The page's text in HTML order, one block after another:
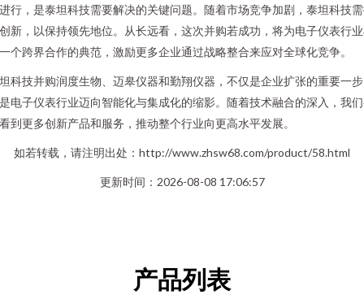
行，是泰坦科技需要解决的关键问题。随着市场竞争加剧，泰坦科技
新，以保持领先地位。从长远看，这次并购若成功，将为电子仪表行
个跨界合作的典范，激励更多企业通过战略整合来应对全球化竞争。
科技并购润度生物、迈皋仪器和勤翔仪器，不仅是企业扩张的重要一
电子仪表行业迈向智能化与集成化的缩影。随着技术融合的深入，我
到更多创新产品和服务，推动整个行业向更高水平发展。
如若转载，请注明出处：http://www.zhsw68.com/product/58.html
更新时间：2026-08-08 17:06:57
产品列表